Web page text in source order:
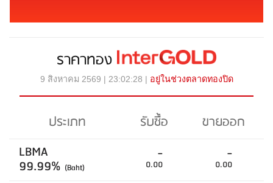
ราคาทอง
9 สิงหาคม 2569 | 23:02:28 | อยู่ในช่วงตลาดทองปิด
ประเภท รับซื้อ
ขายออก
LBMA
99.99% (Baht)
-
0.00
-
0.00